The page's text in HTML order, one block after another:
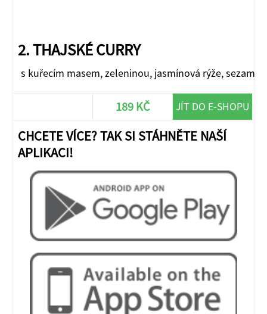
2. THAJSKÉ CURRY
s kuřecím masem, zeleninou, jasmínová rýže, sezam
189 KČ JÍT DO E-SHOPU
CHCETE VÍCE? TAK SI STÁHNĚTE NAŠÍ
APLIKACI!